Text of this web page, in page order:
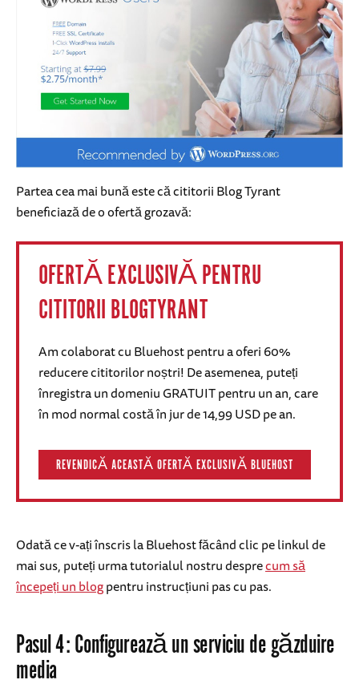
Partea cea mai bună este că cititorii Blog Tyrant
beneficiază de o ofertă grozavă:
OFERTĂ EXCLUSIVĂ PENTRU
CITITORII BLOGTYRANT
Am colaborat cu Bluehost pentru a oferi 60%
reducere cititorilor noștri! De asemenea, puteți
înregistra un domeniu GRATUIT pentru un an, care
în mod normal costă în jur de 14,99 USD pe an.
REVENDICĂ ACEASTĂ OFERTĂ EXCLUSIVĂ BLUEHOST
Odată ce v-ați înscris la Bluehost făcând clic pe linkul de
mai sus, puteți urma tutorialul nostru desprecum să
începeți un blogpentru instrucțiuni pas cu pas.
Pasul 4: Configurează un serviciu de găzduire
media